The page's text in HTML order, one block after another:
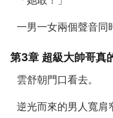
一男一女兩個聲音同
第3章 超級大帥哥真
  雲舒朝門口看去。